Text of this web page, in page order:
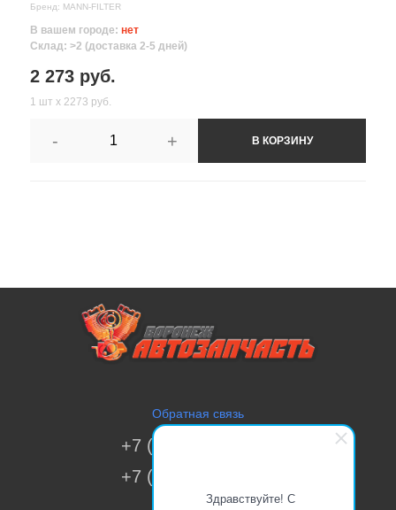
Здравствуйте! С
Бренд: MANN-FILTER
В вашем городе: нет
Склад: >2 (доставка 2-5 дней)
2 273 руб.
1 шт х 2273 руб.
- + В КОРЗИНУ
Обратная связь
+7 (473) 269-41-51
+7 (473) 200-70-00